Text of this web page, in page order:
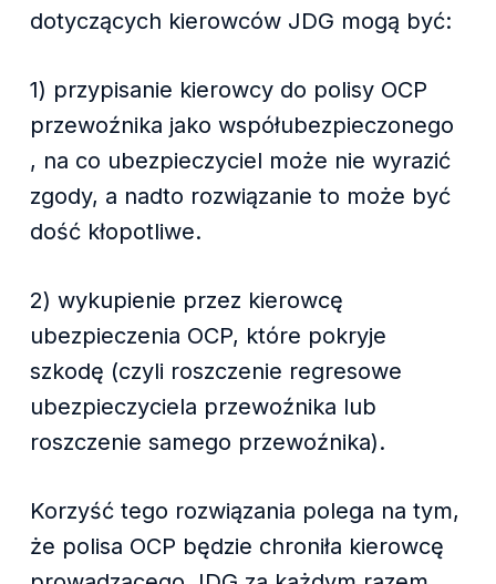
dotyczących kierowców JDG mogą być:
1) przypisanie kierowcy do polisy OCP
przewoźnika jako współubezpieczonego
, na co ubezpieczyciel może nie wyrazić
zgody, a nadto rozwiązanie to może być
dość kłopotliwe.
2) wykupienie przez kierowcę
ubezpieczenia OCP, które pokryje
szkodę (czyli roszczenie regresowe
ubezpieczyciela przewoźnika lub
roszczenie samego przewoźnika).
Korzyść tego rozwiązania polega na tym,
że polisa OCP będzie chroniła kierowcę